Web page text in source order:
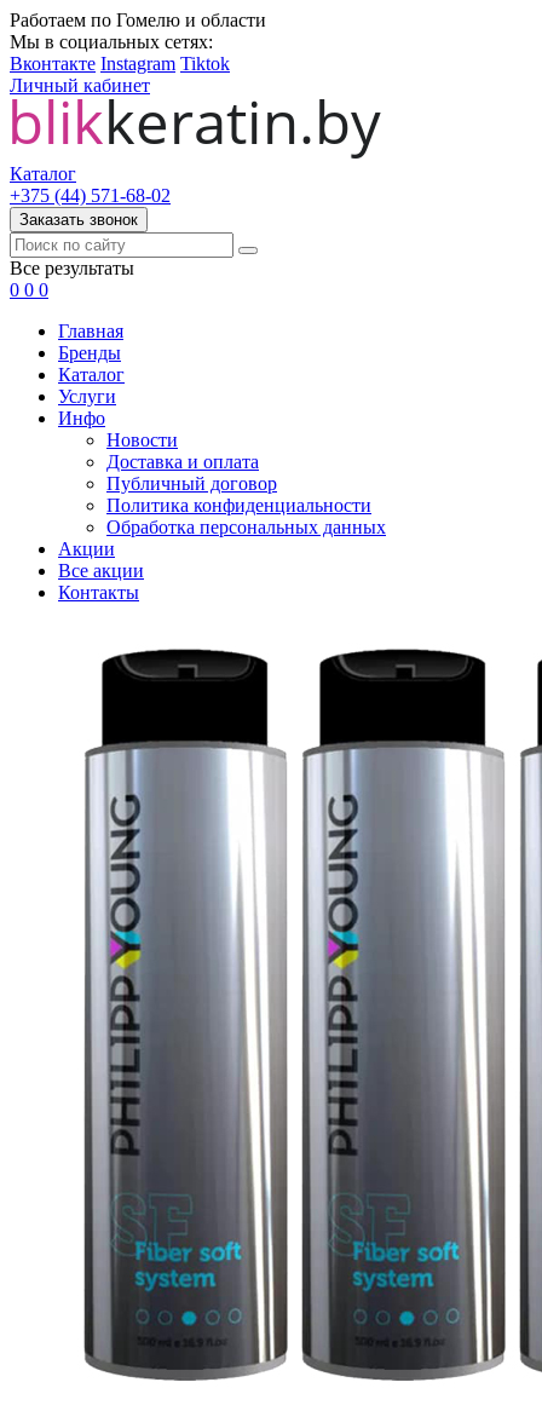
Работаем по Гомелю и области
Мы в социальных сетях:
Вконтакте Instagram Tiktok
Личный кабинет
Каталог
+375 (44) 571-68-02
Заказать звонок
Все результаты
0 0 0
Главная
Бренды
Каталог
Услуги
Инфо
Новости
Доставка и оплата
Публичный договор
Политика конфиденциальности
Обработка персональных данных
Акции
Все акции
Контакты